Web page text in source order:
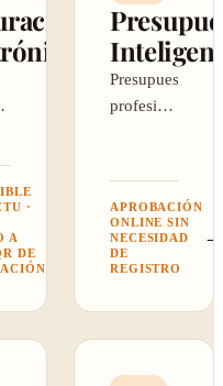
·
A
DE
Presupuestos
profesionales
firma
desde el
móvil.
APROBACIÓN
ONLINE SIN
NECESIDAD
DE
REGISTRO
→